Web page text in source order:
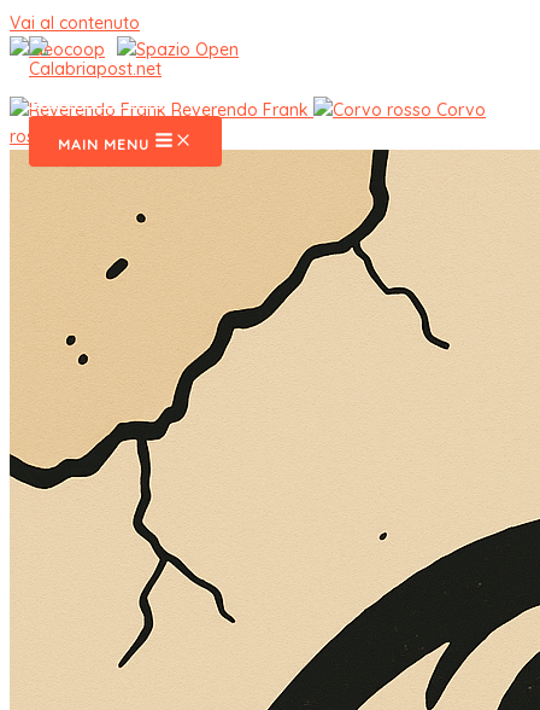
Vai al contenuto
CalabriaPost
MAIN MENU
Reverendo Frank
Corvo
rosso